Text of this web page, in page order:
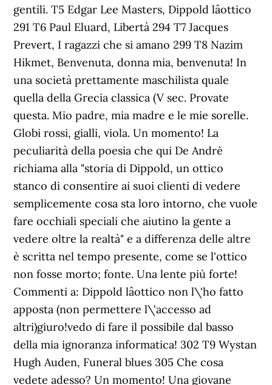
gentili. T5 Edgar Lee Masters, Dippold lâottico
291 T6 Paul Eluard, Libertà 294 T7 Jacques
Prevert, I ragazzi che si amano 299 T8 Nazim
Hikmet, Benvenuta, donna mia, benvenuta! In
una società prettamente maschilista quale
quella della Grecia classica (V sec. Provate
questa. Mio padre, mia madre e le mie sorelle.
Globi rossi, gialli, viola. Un momento! La
peculiarità della poesia che qui De Andrè
richiama alla "storia di Dippold, un ottico
stanco di consentire ai suoi clienti di vedere
semplicemente cosa sta loro intorno, che vuole
fare occhiali speciali che aiutino la gente a
vedere oltre la realtà" e a differenza delle altre
è scritta nel tempo presente, come se l'ottico
non fosse morto; fonte. Una lente più forte!
Commenti a: Dippold lâottico non l\'ho fatto
apposta (non permettere l\'accesso ad
altri)giuro!vedo di fare il possibile dal basso
della mia ignoranza informatica! 302 T9 Wystan
Hugh Auden, Funeral blues 305 Che cosa
vedete adesso? Un momento! Una giovane